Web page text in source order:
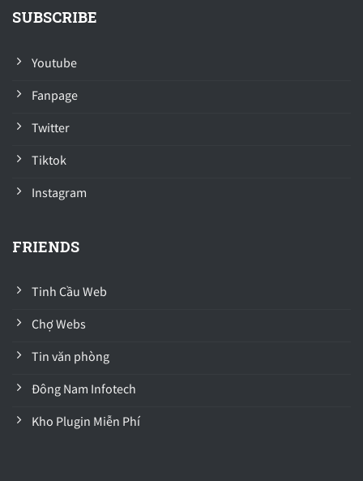
SUBSCRIBE
Youtube
Fanpage
Twitter
Tiktok
Instagram
FRIENDS
Tinh Cầu Web
Chợ Webs
Tin văn phòng
Đông Nam Infotech
Kho Plugin Miễn Phí